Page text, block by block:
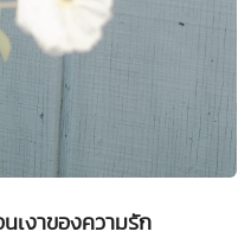
เงาของความรัก